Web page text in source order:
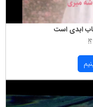
ابدی است